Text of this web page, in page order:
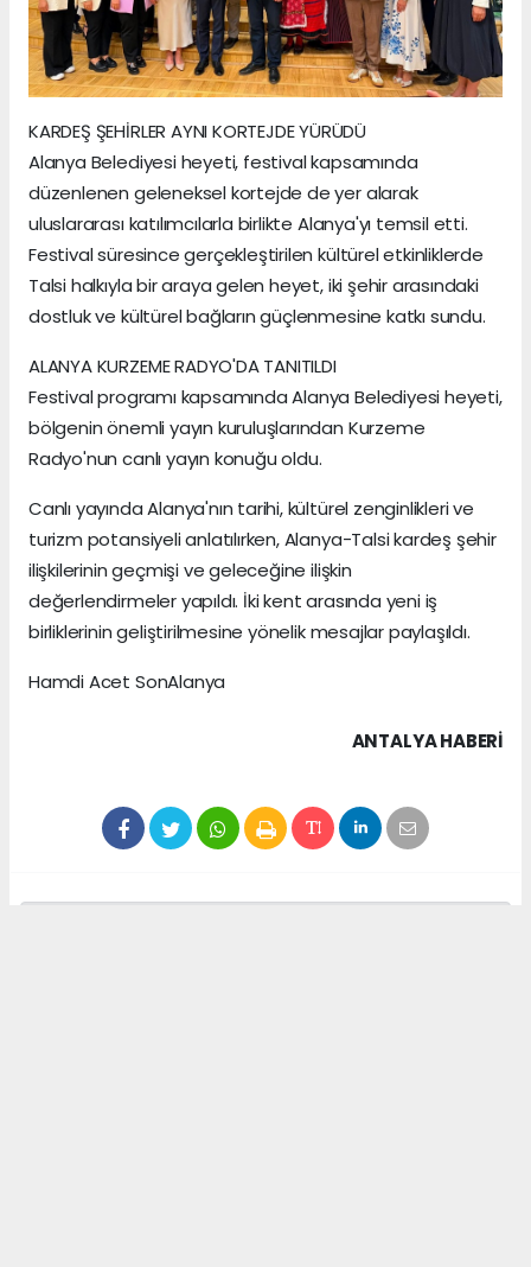
KARDEŞ ŞEHİRLER AYNI KORTEJDE YÜRÜDÜ
Alanya Belediyesi heyeti, festival kapsamında
düzenlenen geleneksel kortejde de yer alarak
uluslararası katılımcılarla birlikte Alanya'yı temsil etti.
Festival süresince gerçekleştirilen kültürel etkinliklerde
Talsi halkıyla bir araya gelen heyet, iki şehir arasındaki
dostluk ve kültürel bağların güçlenmesine katkı sundu.
ALANYA KURZEME RADYO'DA TANITILDI
Festival programı kapsamında Alanya Belediyesi heyeti,
bölgenin önemli yayın kuruluşlarından Kurzeme
Radyo'nun canlı yayın konuğu oldu.
Canlı yayında Alanya'nın tarihi, kültürel zenginlikleri ve
turizm potansiyeli anlatılırken, Alanya-Talsi kardeş şehir
ilişkilerinin geçmişi ve geleceğine ilişkin
değerlendirmeler yapıldı. İki kent arasında yeni iş
birliklerinin geliştirilmesine yönelik mesajlar paylaşıldı.
Hamdi Acet SonAlanya
ANTALYA HABERİ